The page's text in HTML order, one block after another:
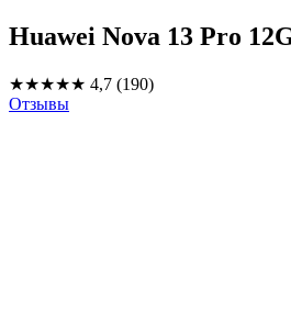
Huawei Nova 13 Pro
★★★★★ 4,7 (190)
Отзывы